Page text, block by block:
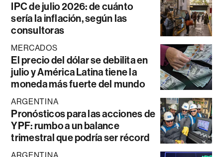
IPC de julio 2026: de cuánto
sería la inflación, según las
consultoras
MERCADOS
El precio del dólar se debilita en
julio y América Latina tiene la
moneda más fuerte del mundo
ARGENTINA
Pronósticos para las acciones de
YPF: rumbo a un balance
trimestral que podría ser récord